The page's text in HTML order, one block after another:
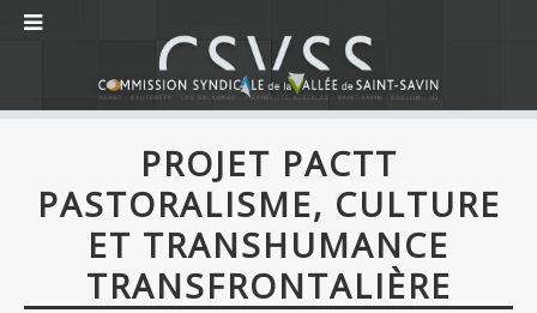
PROJET PACTT
PASTORALISME, CULTURE
ET TRANSHUMANCE
TRANSFRONTALIÈRE